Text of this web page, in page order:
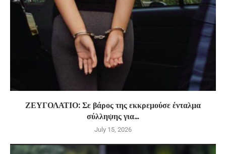
ΖΕΥΓΟΛΑΤΙΟ: Σε βάρος της εκκρεμούσε ένταλμα
σύλληψης για...
July 15, 2026